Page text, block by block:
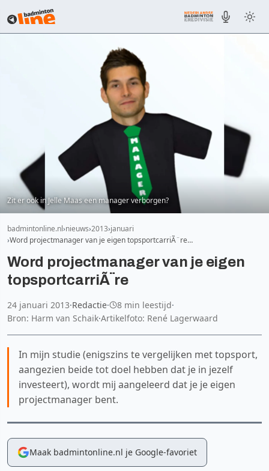
Zit er ook in Jelle Maas een manager verborgen?
badmintonline.nl nieuws 2013 januari
Word projectmanager van je eigen topsportcarriÃ¨re…
Word projectmanager van je eigen
topsportcarriÃ¨re
24 januari 2013·Redactie· 8 min leestijd·
Bron: Harm van Schaik·Artikelfoto: René Lagerwaard
In mijn studie (enigszins te vergelijken met topsport,
aangezien beide tot doel hebben dat je in jezelf
investeert), wordt mij aangeleerd dat je je eigen
projectmanager bent.
Maak badmintonline.nl je Google-favoriet